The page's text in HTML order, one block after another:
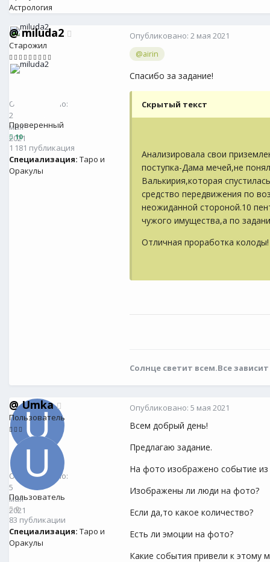
Астрология
Опубликовано:
2
мая
2021
@miluda2
Старожил
Проверенный
10
1 181 публикация
Специализация: Таро и
Оракулы
Опубликовано: 2 мая 2021
@airin
Спасибо за задание!
Скрытый текст
Анализировала свои
поступка-Дама мечей,не
Валькирия,которая
средство передвижения по
неожиданной стороной.10
чужого имущества,а по
Отличная проработка колоды!
Солнце светит всем.Все
@
Опубликовано:
5
мая
2021
@Umka
Пользователь
Пользователь
0
83 публикации
Специализация: Таро и
Оракулы
Опубликовано: 5 мая 2021
Всем добрый день!
Предлагаю задание.
На фото изображено событие
Изображены ли люди на фото?
Если да,то какое количество?
Есть ли эмоции на фото?
Какие события привели к этому